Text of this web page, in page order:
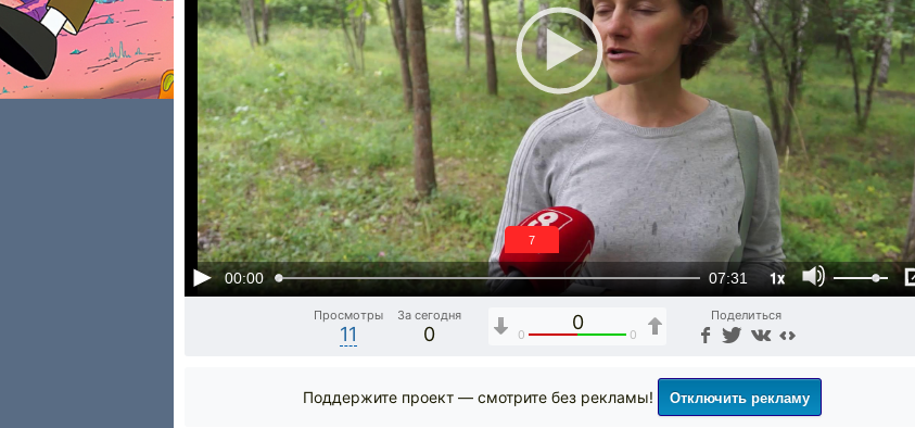
00:00 07:31 1x
6
Просмотры
11
За сегодня
0
0
0 0
Поделиться
Поддержите проект — смотрите без рекламы! Отключить рекламу